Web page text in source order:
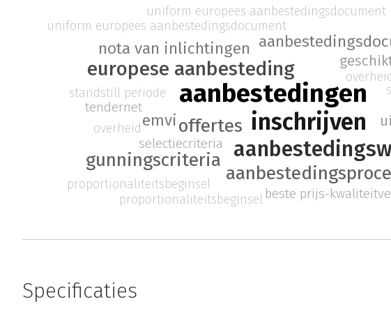
aanbestedingen
inschrijven
europese aanbesteding
offertes
gunningscriteria
nota van inlichtingen
emvi
selectiecriteria
beste prijs-
tendernet
uniform europees aanbestedingsdocument
standstill periode
proportionaliteitsbeginsel
uniform europees aanbestedingsdocument
overheid
proportionaliteitsbeginsel
Specificaties